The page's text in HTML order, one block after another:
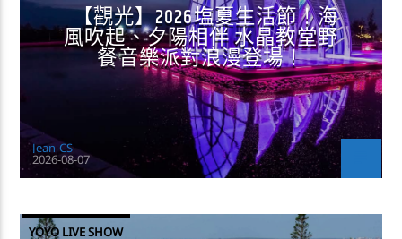
【觀光】2026塩夏生活節！海
風吹起、夕陽相伴 水晶教堂野
餐音樂派對浪漫登場！
Jean-CS
2026-08-07
YOYO LIVE SHOW